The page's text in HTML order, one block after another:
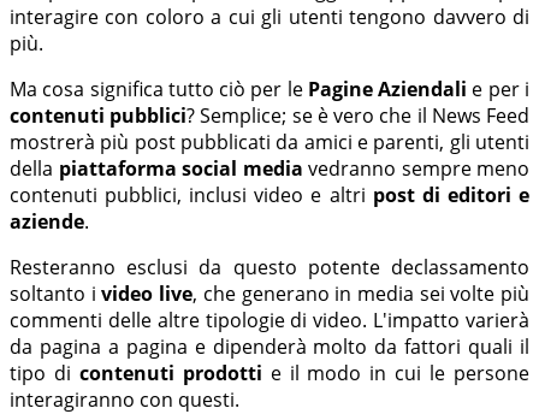
interagire con coloro a cui gli utenti tengono davvero di
più.
Ma cosa significa tutto ciò per le Pagine Aziendali e per i
contenuti pubblici? Semplice; se è vero che il News Feed
mostrerà più post pubblicati da amici e parenti, gli utenti
della piattaforma social media vedranno sempre meno
contenuti pubblici, inclusi video e altri post di editori e
aziende.
Resteranno esclusi da questo potente declassamento
soltanto ivideo live, che generano in media sei volte più
commenti delle altre tipologie di video. L'impatto varierà
da pagina a pagina e dipenderà molto da fattori quali il
tipo di contenuti prodotti e il modo in cui le persone
interagiranno con questi.